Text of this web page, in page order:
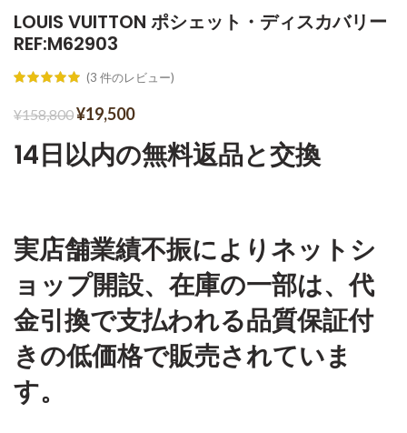
LOUIS VUITTON ポシェット・ディスカバリー
REF:M62903
(3 件のレビュー)
¥158,800¥19,500
14日以内の無料返品と交換
実店舗業績不振によりネットシ
ョップ開設、在庫の一部は、代
金引換で支払われる品質保証付
きの低価格で販売されていま
す。